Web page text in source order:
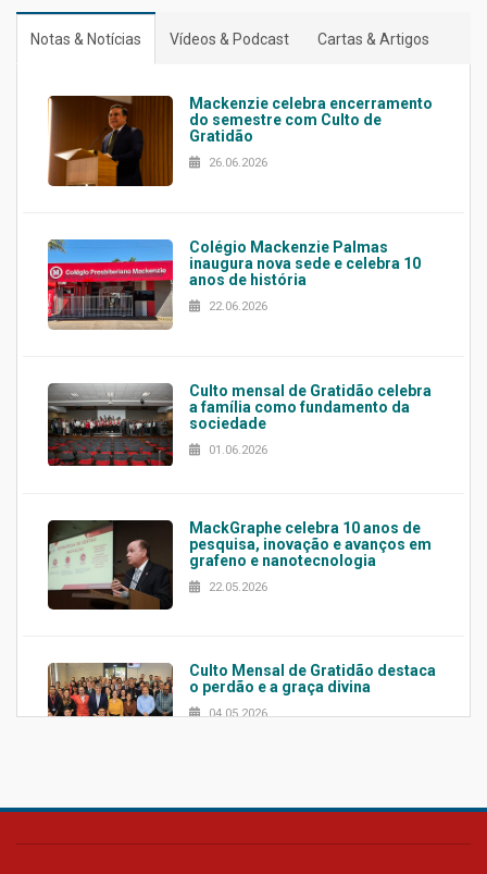
Notas & Notícias Vídeos & Podcast Cartas & Artigos
Mackenzie celebra encerramento
do semestre com Culto de
Gratidão
26.06.2026
Colégio Mackenzie Palmas
inaugura nova sede e celebra 10
anos de história
22.06.2026
Culto mensal de Gratidão celebra
a família como fundamento da
sociedade
01.06.2026
MackGraphe celebra 10 anos de
pesquisa, inovação e avanços em
grafeno e nanotecnologia
22.05.2026
Culto Mensal de Gratidão destaca
o perdão e a graça divina
04.05.2026
Confira como foi o culto mensal